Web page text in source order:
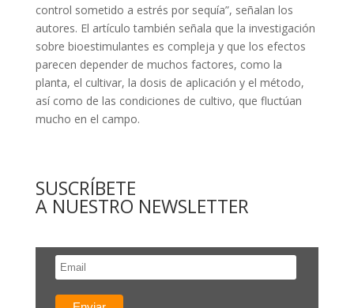
control sometido a estrés por sequía”, señalan los
autores. El artículo también señala que la investigación
sobre bioestimulantes es compleja y que los efectos
parecen depender de muchos factores, como la
planta, el cultivar, la dosis de aplicación y el método,
así como de las condiciones de cultivo, que fluctúan
mucho en el campo.
SUSCRÍBETE
A NUESTRO NEWSLETTER